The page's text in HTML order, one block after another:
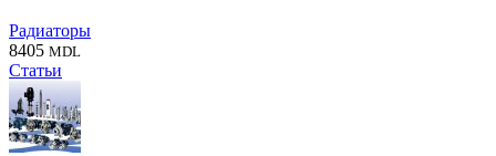
Радиаторы
8405 MDL
Статьи